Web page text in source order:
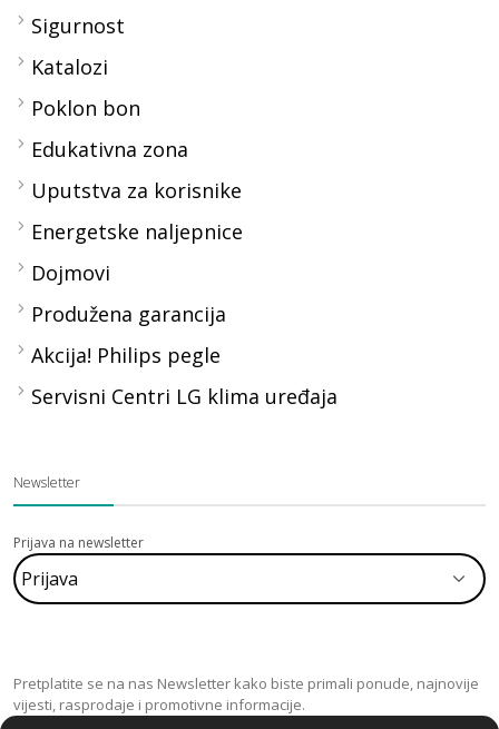
Sigurnost
Katalozi
Poklon bon
Edukativna zona
Uputstva za korisnike
Energetske naljepnice
Dojmovi
Produžena garancija
Akcija! Philips pegle
Servisni Centri LG klima uređaja
Newsletter
Prijava na newsletter
Pretplatite se na nas Newsletter kako biste primali ponude, najnovije
vijesti, rasprodaje i promotivne informacije.